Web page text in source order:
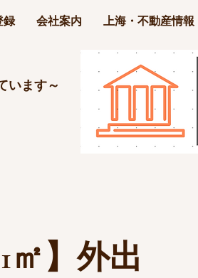
います～
録 会社案内 上海・不動産情報
㎡】外出